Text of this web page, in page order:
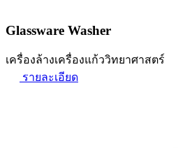
Glassware Washer
เครื่องล้างเครื่องแก้ววิทยาศาสตร์
รายละเอียด